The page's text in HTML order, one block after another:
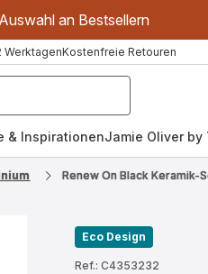
an Bestsellern
WerktagenKostenfreie Retouren
& InspirationenJamie Oliver by
Renew On Black
Eco Design
Ref.: C4353232